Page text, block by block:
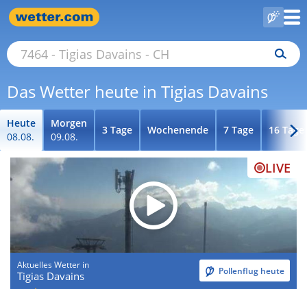
Das Wetter heute in Tigias Davains
Heute
08.08.
Morgen
09.08.
3 Tage Wochenende 7 Tage 16 Tage
LIVE
Aktuelles Wetter in
Tigias Davains Pollenflug heute